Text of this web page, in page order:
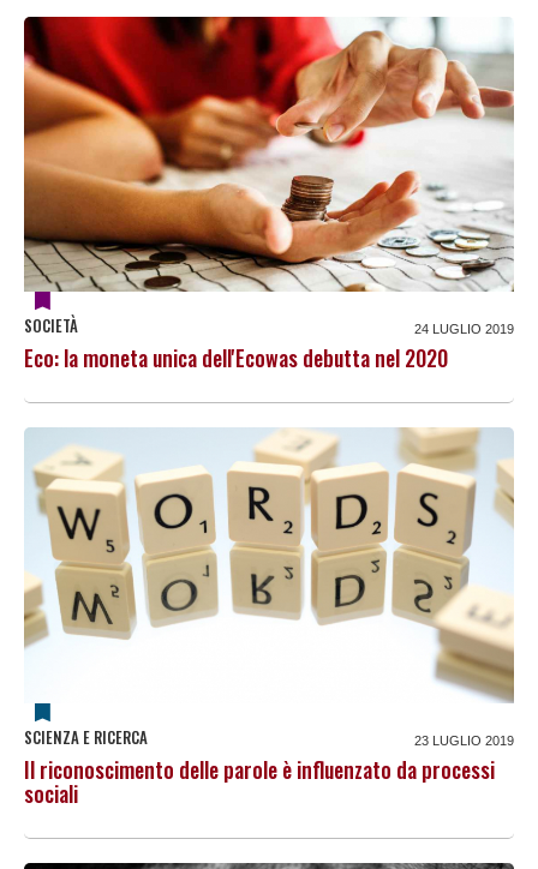
SOCIETÀ 24 LUGLIO 2019
Eco: la moneta unica dell'Ecowas debutta nel 2020
SCIENZA E RICERCA 23 LUGLIO 2019
Il riconoscimento delle parole è influenzato da processi
sociali